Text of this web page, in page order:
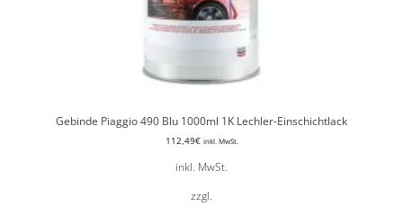
Gebinde Piaggio 490 Blu 1000ml 1K Lechler-Einschichtlack
112,49€ inkl. MwSt.
inkl. MwSt.
zzgl.